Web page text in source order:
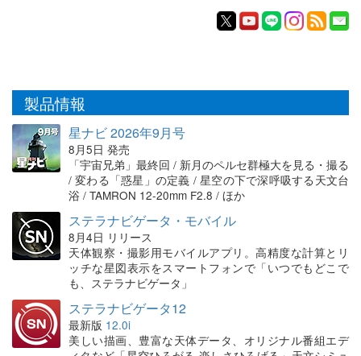
製品情報
星ナビ 2026年9月号
8月5日 発売
「宇宙兄弟」最終回 / 新月のペルセ群極大を見る・撮る
/ 変わる「惑星」の定義 / 星空の下で深呼吸する天文台
浴 / TAMRON 12-20mm F2.8 / ほか
ステラナビゲータ・モバイル
8月4日 リリース
天体観察・撮影用モバイルアプリ。高精度な計算とリ
ッチな星図表示をスマートフォンで「いつでもどこで
も、ステラナビゲータ」
ステラナビゲータ12
最新版 12.0i
美しい描画、豊富な天体データ、オリジナル番組エデ